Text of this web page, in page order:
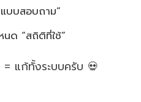
บบสอบถาม”
ด “สถิติที่ใช้”
แก้ทั้งระบบครับ 💀